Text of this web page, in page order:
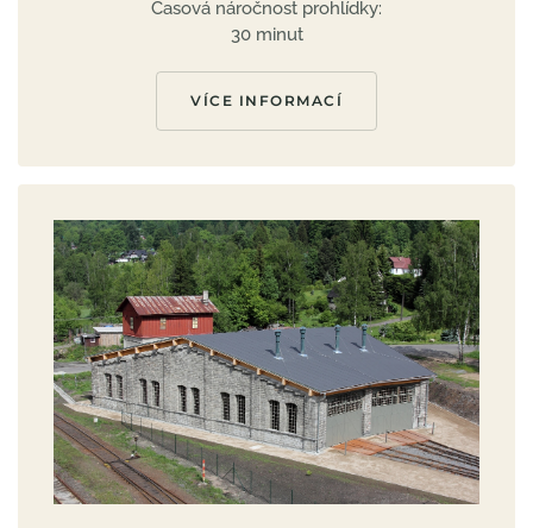
Časová náročnost prohlídky:
30 minut
VÍCE INFORMACÍ